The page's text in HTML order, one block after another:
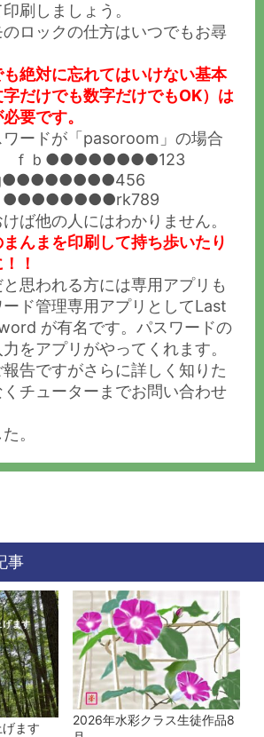
刷しましょう。
ロックの仕方はいつでもお尋
絶対に忘れてはいけない基本
だけでも数字だけでもOK）は
要です。
ードが「pasoroom」の場合
ｆｂ●●●●●●●●123
ば他の人にはわかりません。
んまを印刷して持ち歩いたり
！
思われる方には専用アプリも
ド管理専用アプリとしてLast
が有名です。パスワードの
をアプリがやってくれます。
告ですがさらに詳しく知りた
チューターまでお問い合わせ
。
事
ます
2026年水彩クラス生徒作品8